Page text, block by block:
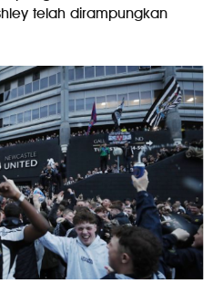
telah dirampungkan